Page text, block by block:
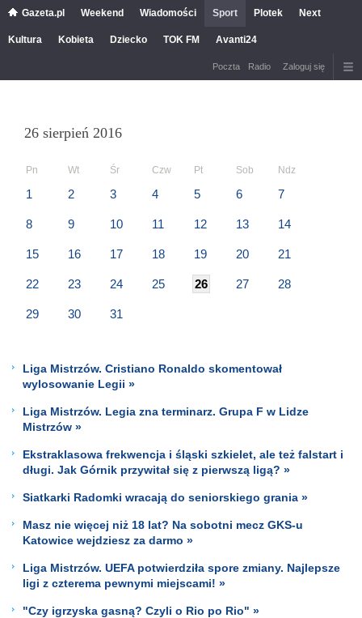
Gazeta.pl Weekend Wiadomości Sport Plotek Next
Kultura Kobieta Dziecko TOK FM Avanti24
Poczta Radio Zaloguj się
26 sierpień 2016
Pn Wt Śr Czw Pt Sob Ndz
1 2 3 4 5 6 7
8 9 10 11 12 13 14
15 16 17 18 19 20 21
22 23 24 25 26 27 28
29 30 31
Liga Mistrzów. Cristiano Ronaldo skomentował
wylosowanie Legii »
Liga Mistrzów. Legia zna terminarz. Grupa F w Lidze
Mistrzów »
Ekstraklasowa frekwencja i śląski szkielet, ale też falstart i
długi. Jak Górnik przywitał się z pierwszą ligą? »
Siatkarki Radomki wracają do seniorskiego grania »
Masz nie więcej niż 18 lat? Na sobotni mecz GKS-u
Katowice wejdziesz za darmo »
Liga Mistrzów. UEFA potwierdziła spore zmiany. Najlepsze
ligi z czterema pewnymi miejscami! »
"Czy igrzyska gasną? Czyli o Rio po Rio" »